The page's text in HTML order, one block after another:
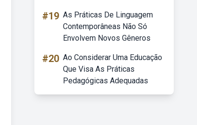
#19 As Práticas De Linguagem
Contemporâneas Não Só
Envolvem Novos Gêneros
#20 Ao Considerar Uma Educação
Que Visa As Práticas
Pedagógicas Adequadas